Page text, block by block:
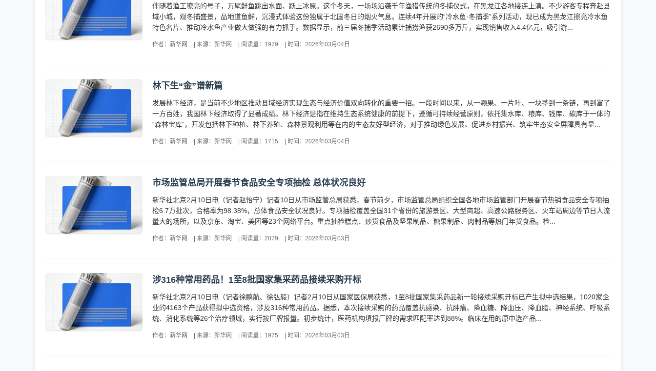
伴随着渔工嘹亮的号子，万尾鲜鱼跳出水面、跃上冰原。这个冬天，一场场沿袭千年渔猎传统的冬捕仪式，在黑龙江各地接连上演。不少游客专程奔赴县
域小城，观冬捕盛景，品地道鱼鲜，沉浸式体验这份独属于北国冬日的烟火气息。连续4年开展的“冷水鱼·冬捕季”系列活动，现已成为黑龙江擦亮冷水鱼
特色名片、推动冷水鱼产业做大做强的有力抓手。数据显示，前三届冬捕季活动累计捕捞渔获2690多万斤，实现销售收入4.4亿元，吸引游...
作者：新华网 来源：新华网 阅读量：1979 时间：2026年03月04日
林下生“金”谱新篇
发展林下经济，是当前不少地区推动县域经济实现生态与经济价值双向转化的重要一招。一段时间以来，从一颗果、一片叶、一块茎到一条链，再到富了
一方百姓，我国林下经济取得了显著成绩。林下经济是指在维持生态系统健康的前提下，遵循可持续经营原则，依托集水库、粮库、钱库、碳库于一体的
“森林宝库”，开发包括林下种植、林下养殖、森林景观利用等在内的生态友好型经济，对于推动绿色发展、促进乡村振兴、筑牢生态安全屏障具有显...
作者：新华网 来源：新华网 阅读量：1715 时间：2026年03月04日
市场监管总局开展春节食品安全专项抽检 总体状况良好
新华社北京2月10日电（记者赵怡宁）记者10日从市场监管总局获悉，春节前夕，市场监管总局组织全国各地市场监管部门开展春节热销食品安全专项抽
检6.7万批次，合格率为98.38%，总体食品安全状况良好。专项抽检覆盖全国31个省份的旅游景区、大型商超、高速公路服务区、火车站周边等节日人流
量大的场所，以及京东、淘宝、美团等23个网络平台。重点抽检糕点、炒货食品及坚果制品、糖果制品、肉制品等热门年货食品。检...
作者：新华网 来源：新华网 阅读量：2079 时间：2026年03月03日
涉316种常用药品！1至8批国家集采药品接续采购开标
新华社北京2月10日电（记者徐鹏航、徐弘毅）记者2月10日从国家医保局获悉，1至8批国家集采药品新一轮接续采购开标已产生拟中选结果，1020家企
业的4163个产品获得拟中选资格，涉及316种常用药品。据悉，本次接续采购的药品覆盖抗感染、抗肿瘤、降血糖、降血压、降血脂、神经系统、呼吸系
统、消化系统等26个治疗领域，实行按厂牌报量。初步统计，医药机构填报厂牌的需求匹配率达到88%。临床在用的原中选产品...
作者：新华网 来源：新华网 阅读量：1975 时间：2026年03月03日